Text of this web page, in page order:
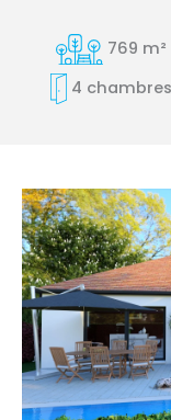
769 m²
4 chambres